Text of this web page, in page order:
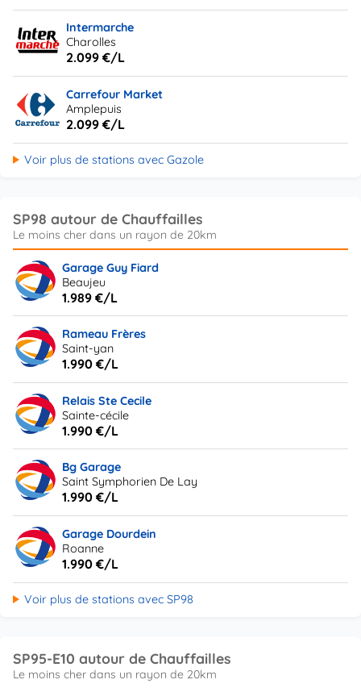
Intermarche
Charolles
2.099 €/L
Carrefour Market
Amplepuis
2.099 €/L
Voir plus de stations avec Gazole
SP98 autour de Chauffailles
Garage Guy Fiard
Beaujeu
1.989 €/L
Rameau Frères
Saint-yan
1.990 €/L
Relais Ste Cecile
Sainte-cécile
1.990 €/L
Bg Garage
Saint Symphorien De Lay
1.990 €/L
Garage Dourdein
Roanne
1.990 €/L
Voir plus de stations avec SP98
SP95-E10 autour de Chauffailles